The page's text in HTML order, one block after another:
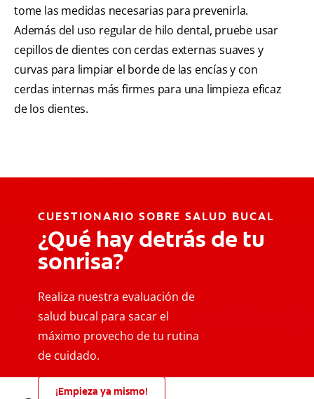
tome las medidas necesarias para prevenirla.
Además del uso regular de hilo dental, pruebe usar
cepillos de dientes con cerdas externas suaves y
curvas para limpiar el borde de las encías y con
cerdas internas más firmes para una limpieza eficaz
de los dientes.
CUESTIONARIO SOBRE SALUD BUCAL
¿Qué hay detrás de tu
sonrisa?
Realiza nuestra evaluación de
salud bucal para sacar el
máximo provecho de tu rutina
de cuidado.
¡Empieza ya mismo!